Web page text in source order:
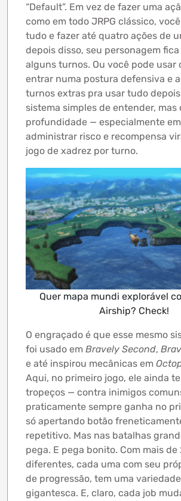
“Default”. Em vez de fazer uma
como em todo JRPG clássico,
tudo e fazer até quatro ações de
depois disso, seu personagem fica
alguns turnos. Ou você pode usar
entrar numa postura defensiva e
turnos extras pra usar tudo
sistema simples de entender, mas
profundidade — especialmente
administrar risco e recompensa
jogo de xadrez por turno.
Quer mapa mundi explorável
Airship? Check!
O engraçado é que esse mesmo
foi usado em Bravely Second,
e até inspirou mecânicas em
Aqui, no primeiro jogo, ele ainda
tropeços — contra inimigos
praticamente sempre ganha no
só apertando botão
repetitivo. Mas nas batalhas
pega. E pega bonito. Com mais de
diferentes, cada uma com seu
de progressão, tem uma
gigantesca. E, claro, cada job